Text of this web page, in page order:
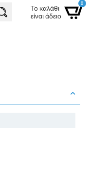
Το καλάθι
είναι άδειο
0